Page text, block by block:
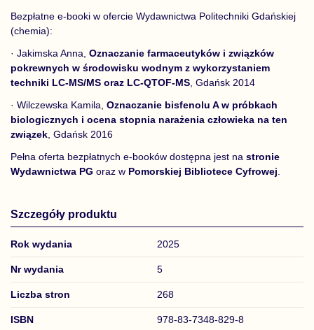
Bezpłatne e-booki w ofercie Wydawnictwa Politechniki Gdańskiej
(chemia):
· Jakimska Anna, Oznaczanie farmaceutyków i związków
pokrewnych w środowisku wodnym z wykorzystaniem
techniki LC-MS/MS oraz LC-QTOF-MS , Gdańsk 2014
· Wilczewska Kamila, Oznaczanie bisfenolu A w próbkach
biologicznych i ocena stopnia narażenia człowieka na ten
związek , Gdańsk 2016
Pełna oferta bezpłatnych e-booków dostępna jest na stronie
Wydawnictwa PG oraz w Pomorskiej Bibliotece Cyfrowej.
Szczegóły produktu
Rok wydania 2025
Nr wydania 5
Liczba stron 268
ISBN 978-83-7348-829-8